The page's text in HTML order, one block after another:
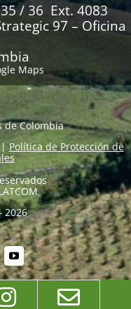
/ 36 Ext. 4083
97 – Oficina
Maps
de Colombia
Política de Protección de
2026
Instagram